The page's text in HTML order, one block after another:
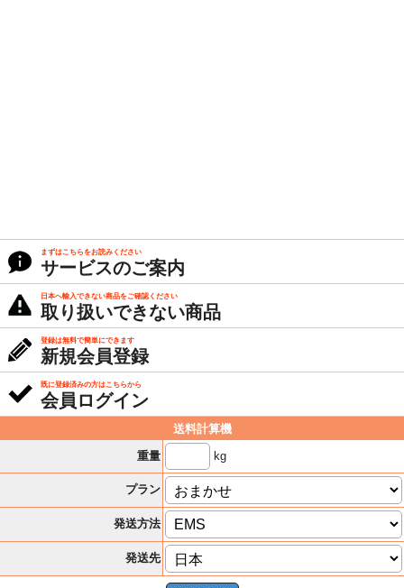
まずはこちらをお読みください
サービスのご案内
日本へ輸入できない商品をご確認ください
取り扱いできない商品
登録は無料で簡単にできます
新規会員登録
既に登録済みの方はこちらから
会員ログイン
送料計算機
重量
kg
プラン
発送方法
発送先